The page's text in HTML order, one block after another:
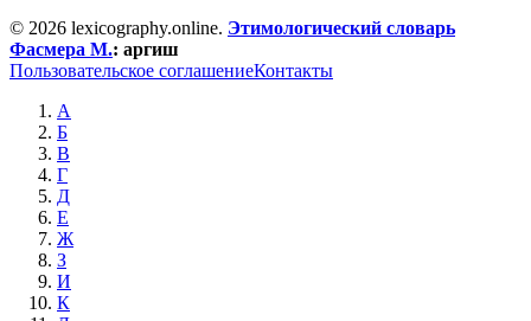
© 2026 lexicography.online. Этимологический словарь
Фасмера М.: аргиш
Пользовательское соглашениеКонтакты
А
Б
В
Г
Д
Е
Ж
З
И
К